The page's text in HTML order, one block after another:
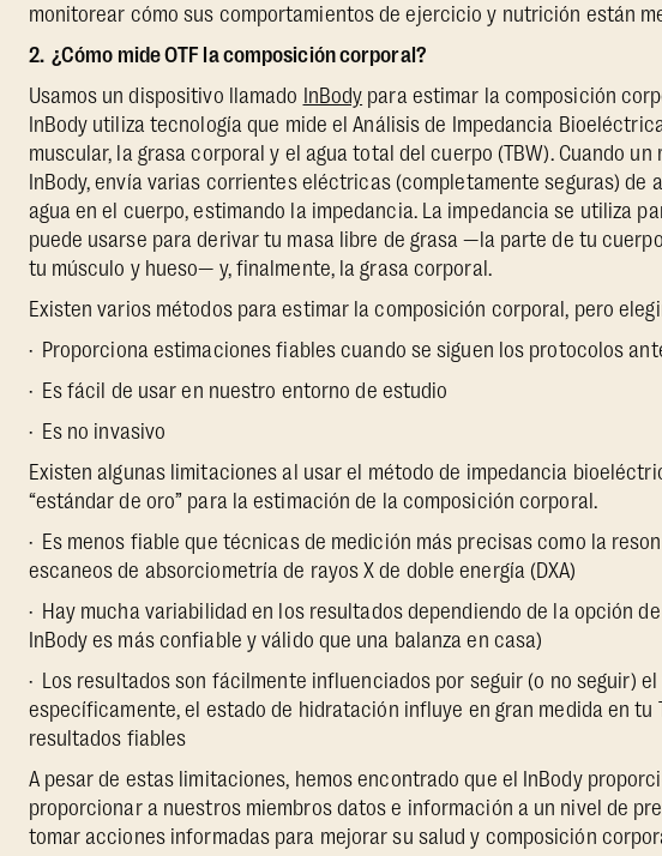
monitorear cómo sus comportamientos de ejercicio y nutrición están
2. ¿Cómo mide OTF la composición corporal?
Usamos un dispositivo llamado InBody para estimar la composición
InBody utiliza tecnología que mide el Análisis de Impedancia
muscular, la grasa corporal y el agua total del cuerpo (TBW). Cuando
InBody, envía varias corrientes eléctricas (completamente seguras) de
agua en el cuerpo, estimando la impedancia. La impedancia se utiliza
puede usarse para derivar tu masa libre de grasa —la parte de tu
tu músculo y hueso— y, finalmente, la grasa corporal.
Existen varios métodos para estimar la composición corporal, pero
· Proporciona estimaciones fiables cuando se siguen los protocolos
· Es fácil de usar en nuestro entorno de estudio
· Es no invasivo
Existen algunas limitaciones al usar el método de impedancia
“estándar de oro” para la estimación de la composición corporal.
· Es menos fiable que técnicas de medición más precisas como la
escaneos de absorciometría de rayos X de doble energía (DXA)
· Hay mucha variabilidad en los resultados dependiendo de la opción
InBody es más confiable y válido que una balanza en casa)
· Los resultados son fácilmente influenciados por seguir (o no seguir)
específicamente, el estado de hidratación influye en gran medida en tu
resultados fiables
A pesar de estas limitaciones, hemos encontrado que el InBody
proporcionar a nuestros miembros datos e información a un nivel de
tomar acciones informadas para mejorar su salud y composición